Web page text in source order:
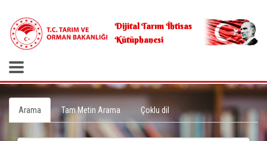
Dijital Tarım İhtisas
Kütüphanesi
Arama Tam Metin Arama Çoklu dil